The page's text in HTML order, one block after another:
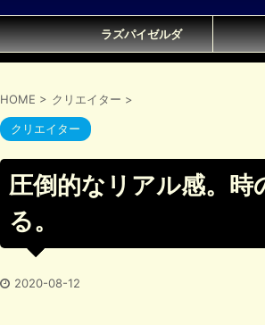
ラズパイゼルダ
HOME > クリエイター >
クリエイター
圧倒的なリアル感。
る。
2020-08-12